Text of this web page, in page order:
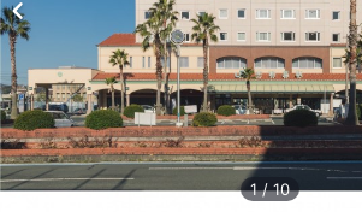
1 /10